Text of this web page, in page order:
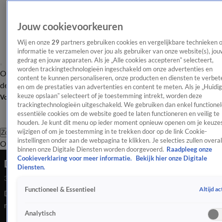
OverzichtAfleveringen Entertainment TV Algemeen
Tip
de redactieNieuwsbrief
Volg Shownieuws
Zoeken
OverzichtEntertainmentSpraakmakendRealityCrimeVideo's
Djarno Hofland in Opsporing Verzocht
30 juli 2020, 19:54
De neef en tourmanager van André Hazes, Djarno Hofland is
net als andere bekende Nederlanders slachtoffer van de
gewelddadige Rolex-bende, meldt De Telegraaf. Dinsdag werd
Jouw cookievoorkeuren
Wij en onze 29 partners gebruiken cookies en vergelijkbare technieken
informatie te verzamelen over jou als gebruiker van onze website(s),
gedrag en jouw apparaten. Als je „Alle cookies accepteren” selecteert,
worden trackingtechnologieën ingeschakeld om onze advertenties en
content te kunnen personaliseren, onze producten en diensten te
en om de prestaties van advertenties en content te meten. Als je
keuze opslaan” selecteert of je toestemming intrekt, worden deze
trackingtechnologieën uitgeschakeld. We gebruiken dan enkel
essentiële cookies om de website goed te laten functioneren en veilig te
houden. Je kunt dit menu op ieder moment opnieuw openen om je
wijzigen of om je toestemming in te trekken door op de link Cookie-
instellingen onder aan de webpagina te klikken. Je selecties zullen overal
binnen onze Digitale Diensten worden doorgevoerd. Raadpleeg onze
Cookieverklaring voor meer informatie.
Bekijk hier onze Digitale
Diensten.
Functioneel & Essentieel Altijd
Analytisch